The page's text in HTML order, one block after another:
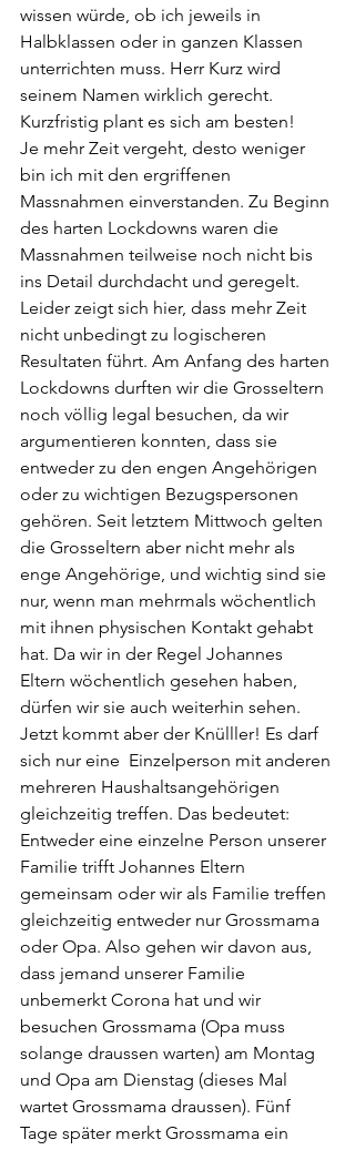
wissen würde, ob ich jeweils in
Halbklassen oder in ganzen Klassen
unterrichten muss. Herr Kurz wird
seinem Namen wirklich gerecht.
Kurzfristig plant es sich am besten!
Je mehr Zeit vergeht, desto weniger
bin ich mit den ergriffenen
Massnahmen einverstanden. Zu Beginn
des harten Lockdowns waren die
Massnahmen teilweise noch nicht bis
ins Detail durchdacht und geregelt.
Leider zeigt sich hier, dass mehr Zeit
nicht unbedingt zu logischeren
Resultaten führt. Am Anfang des harten
Lockdowns durften wir die Grosseltern
noch völlig legal besuchen, da wir
argumentieren konnten, dass sie
entweder zu den engen Angehörigen
oder zu wichtigen Bezugspersonen
gehören. Seit letztem Mittwoch gelten
die Grosseltern aber nicht mehr als
enge Angehörige, und wichtig sind sie
nur, wenn man mehrmals wöchentlich
mit ihnen physischen Kontakt gehabt
hat. Da wir in der Regel Johannes
Eltern wöchentlich gesehen haben,
dürfen wir sie auch weiterhin sehen.
Jetzt kommt aber der Knülller! Es darf
sich nur eine  Einzelperson mit anderen
mehreren Haushaltsangehörigen
gleichzeitig treffen. Das bedeutet:
Entweder eine einzelne Person unserer
Familie trifft Johannes Eltern
gemeinsam oder wir als Familie treffen
gleichzeitig entweder nur Grossmama
oder Opa. Also gehen wir davon aus,
dass jemand unserer Familie
unbemerkt Corona hat und wir
besuchen Grossmama (Opa muss
solange draussen warten) am Montag
und Opa am Dienstag (dieses Mal
wartet Grossmama draussen). Fünf
Tage später merkt Grossmama ein